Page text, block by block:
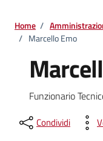
Home /
/ Marcello Emo
Funzionario
Condividi